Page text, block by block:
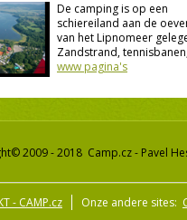
De camping is op een
schiereiland aan de
van het Lipnomeer
Zandstrand,
www pagina's
2009 - 2018 Camp.cz - Pavel
- CAMP.cz Onze andere sites: